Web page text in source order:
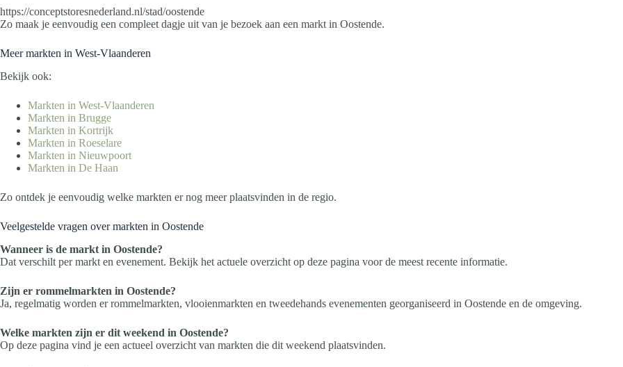
https://conceptstoresnederland.nl/stad/oostende
Zo maak je eenvoudig een compleet dagje uit van je bezoek aan een markt in Oostende.
Meer markten in West-Vlaanderen
Bekijk ook:
Markten in West-Vlaanderen
Markten in Brugge
Markten in Kortrijk
Markten in Roeselare
Markten in Nieuwpoort
Markten in De Haan
Zo ontdek je eenvoudig welke markten er nog meer plaatsvinden in de regio.
Veelgestelde vragen over markten in Oostende
Wanneer is de markt in Oostende?
Dat verschilt per markt en evenement. Bekijk het actuele overzicht op deze pagina voor de meest recente informatie.
Zijn er rommelmarkten in Oostende?
Ja, regelmatig worden er rommelmarkten, vlooienmarkten en tweedehands evenementen georganiseerd in Oostende en de omgeving.
Welke markten zijn er dit weekend in Oostende?
Op deze pagina vind je een actueel overzicht van markten die dit weekend plaatsvinden.